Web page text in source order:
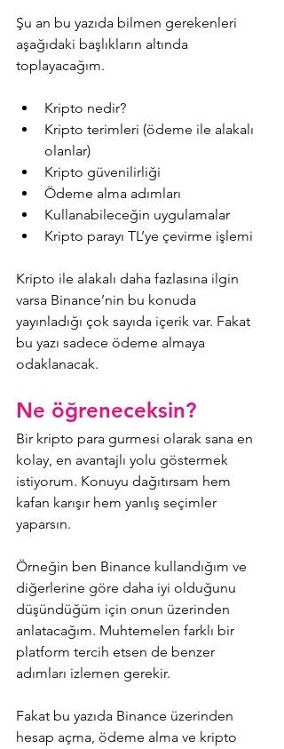
Şu an bu yazıda bilmen gerekenleri
aşağıdaki başlıkların altında
toplayacağım.
Kripto nedir?
Kripto terimleri (ödeme ile alakalı
olanlar)
Kripto güvenilirliği
Ödeme alma adımları
Kullanabileceğin uygulamalar
Kripto parayı TL’ye çevirme işlemi
Kripto ile alakalı daha fazlasına ilgin
varsa Binance’nin bu konuda
yayınladığı çok sayıda içerik var. Fakat
bu yazı sadece ödeme almaya
odaklanacak.
Ne öğreneceksin?
Bir kripto para gurmesi olarak sana en
kolay, en avantajlı yolu göstermek
istiyorum. Konuyu dağıtırsam hem
kafan karışır hem yanlış seçimler
yaparsın.
Örneğin ben Binance kullandığım ve
diğerlerine göre daha iyi olduğunu
düşündüğüm için onun üzerinden
anlatacağım. Muhtemelen farklı bir
platform tercih etsen de benzer
adımları izlemen gerekir.
Fakat bu yazıda Binance üzerinden
hesap açma, ödeme alma ve kripto